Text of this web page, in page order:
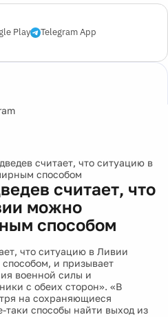
Play Telegram App
считает, что ситуацию в
способом
считает, что
можно
способом
что ситуацию в Ливии
и призывает
военной силы и
с обеих сторон». «В
на сохраняющиеся
способы найти выход из